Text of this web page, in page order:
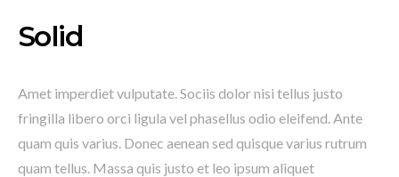
Solid
Amet imperdiet vulputate. Sociis dolor nisi tellus justo
fringilla libero orci ligula vel phasellus odio eleifend. Ante
quam quis varius. Donec aenean sed quisque varius rutrum
quam tellus. Massa quis justo et leo ipsum aliquet